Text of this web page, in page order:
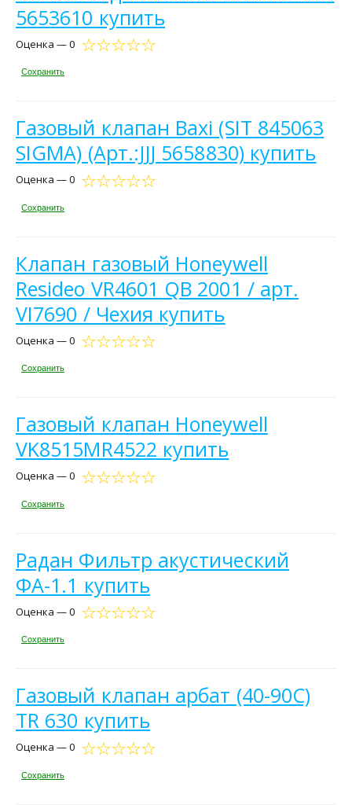
5653610 купить
Оценка — 0
Сохранить
Газовый клапан Baxi (SIT 845063
SIGMA) (Арт.:JJJ 5658830) купить
Оценка — 0
Сохранить
Клапан газовый Honeywell
Resideo VR4601 QB 2001 / арт.
VI7690 / Чехия купить
Оценка — 0
Сохранить
Газовый клапан Honeywell
VK8515MR4522 купить
Оценка — 0
Сохранить
Радан Фильтр акустический
ФА-1.1 купить
Оценка — 0
Сохранить
Газовый клапан арбат (40-90С)
TR 630 купить
Оценка — 0
Сохранить